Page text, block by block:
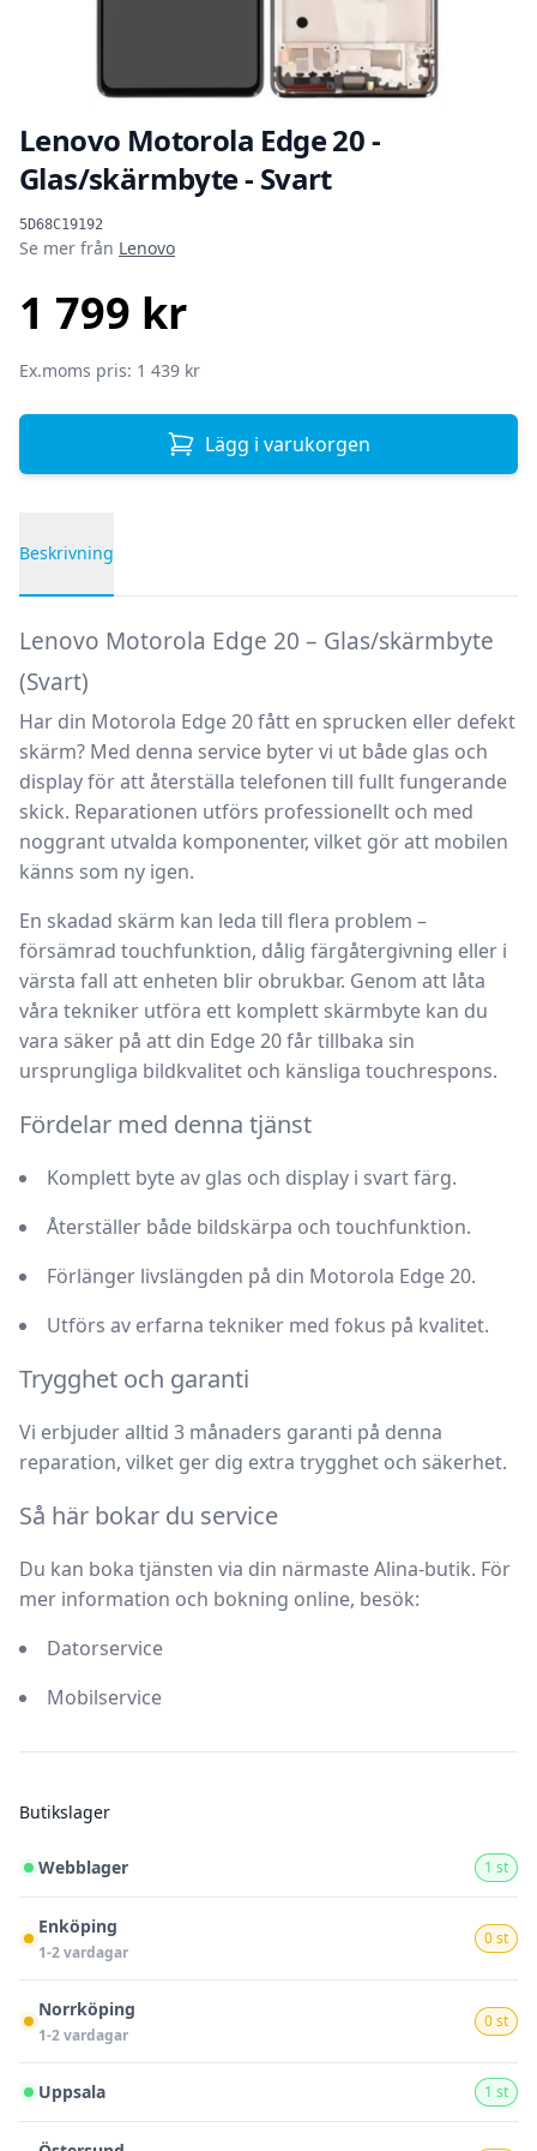
Lenovo Motorola Edge 20 -
Glas/skärmbyte - Svart
5D68C19192
Produktinformation
Se mer från Lenovo
1 799 kr
Ex.moms pris: 1 439 kr
Lägg i varukorgen
Beskrivning
Lenovo Motorola Edge 20 – Glas/skärmbyte
(Svart)
Har din Motorola Edge 20fått en sprucken eller defekt
skärm? Med denna service byter vi ut både glas och
display för att återställa telefonen till fullt fungerande
skick. Reparationen utförs professionellt och med
noggrant utvalda komponenter, vilket gör att mobilen
känns som ny igen.
En skadad skärm kan leda till flera problem –
försämrad touchfunktion, dålig färgåtergivning eller i
värsta fall att enheten blir obrukbar. Genom att låta
våra tekniker utföra ett komplett skärmbyte kan du
vara säker på att din Edge 20 får tillbaka sin
ursprungliga bildkvalitet och känsliga touchrespons.
Fördelar med denna tjänst
Komplett byte av glas och display i svart färg.
Återställer både bildskärpa och touchfunktion.
Förlänger livslängden på din Motorola Edge 20.
Utförs av erfarna tekniker med fokus på kvalitet.
Trygghet och garanti
Vi erbjuder alltid 3 månaders garanti på denna
reparation, vilket ger dig extra trygghet och säkerhet.
Så här bokar du service
Du kan boka tjänsten via din närmaste Alina-butik. För
mer information och bokning online, besök:
Datorservice
Mobilservice
Butikslager
Webblager 1 st
Enköping
1-2 vardagar
0 st
Norrköping
1-2 vardagar
0 st
Uppsala 1 st